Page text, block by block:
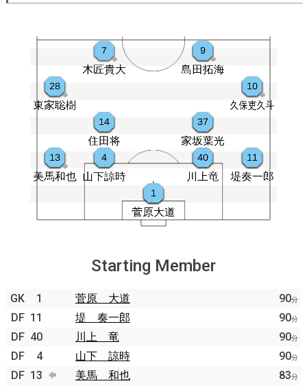
Starting Member
GK 1 菅原 大道 90分
DF 11 堤 奏一郎 90分
DF 40 川上 竜 90分
DF 4 山下 諒時 90分
DF 13 美馬 和也 83分